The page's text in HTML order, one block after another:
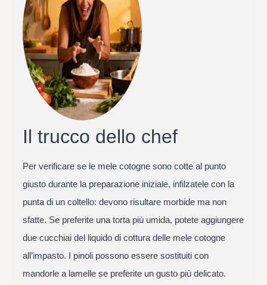
Il trucco dello chef
Per verificare se le mele cotogne sono cotte al punto
giusto durante la preparazione iniziale, infilzatele con la
punta di un coltello: devono risultare morbide ma non
sfatte. Se preferite una torta più umida, potete aggiungere
due cucchiai del liquido di cottura delle mele cotogne
all’impasto. I pinoli possono essere sostituiti con
mandorle a lamelle se preferite un gusto più delicato.